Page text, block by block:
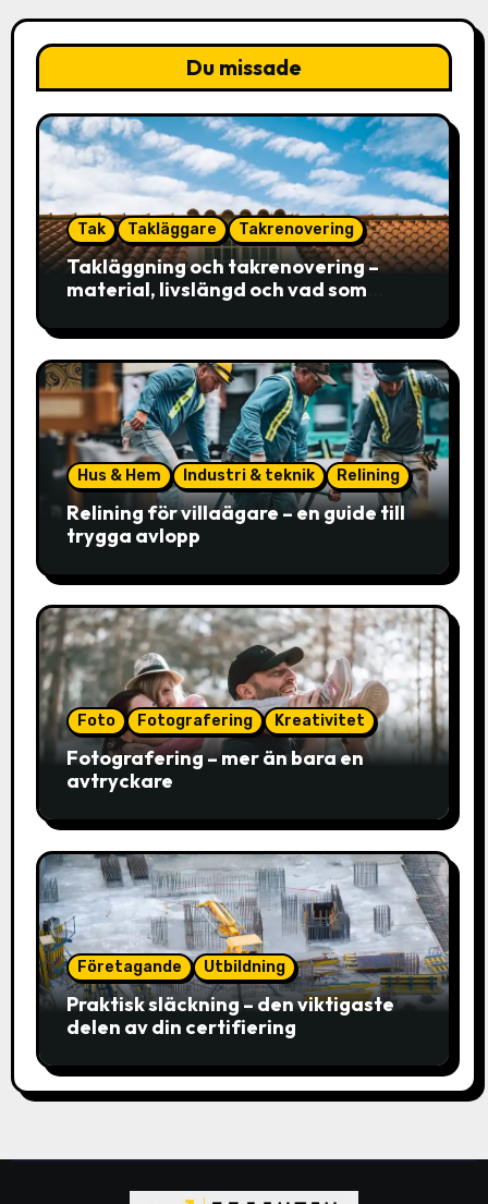
Du missade
Tak Takläggare Takrenovering
Takläggning och takrenovering –
material, livslängd och vad som
Hus & Hem Industri & teknik Relining
Relining för villaägare – en guide till
trygga avlopp
Foto Fotografering Kreativitet
Fotografering – mer än bara en
avtryckare
Företagande Utbildning
Praktisk släckning – den viktigaste
delen av din certifiering